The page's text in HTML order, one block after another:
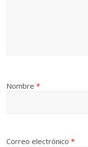
Nombre*
Correo electrónico*